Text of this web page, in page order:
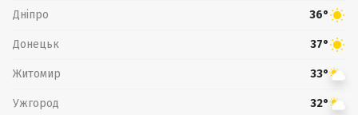
Дніпро 36°
Донецьк 37°
Житомир 33°
Ужгород 32°